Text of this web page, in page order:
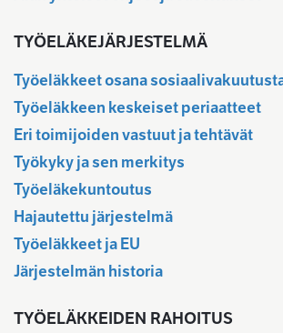
TYÖELÄKEJÄRJESTELMÄ
Työeläkkeet osana
Työeläkkeen keskeiset periaatteet
Eri toimijoiden vastuut ja tehtävät
Työkyky ja sen merkitys
Työeläkekuntoutus
Hajautettu järjestelmä
Työeläkkeet ja EU
Järjestelmän historia
TYÖELÄKKEIDEN RAHOITUS